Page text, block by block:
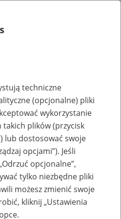
Aktywni 50+
techniczne
(opcjonalne) pliki
wykorzystanie
takich plików (przycisk
lub dostosować swoje
opcjami”). Jeśli
opcjonalne”,
tylko niezbędne pliki
możesz zmienić swoje
kliknij „Ustawienia